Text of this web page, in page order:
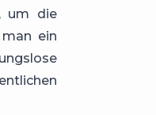
um die
ein